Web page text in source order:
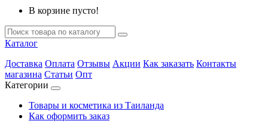
В корзине пусто!
Каталог
Доставка Оплата Отзывы Акции Как заказать Контакты
магазина Статьи Опт
Категории
Товары и косметика из Таиланда
Как оформить заказ